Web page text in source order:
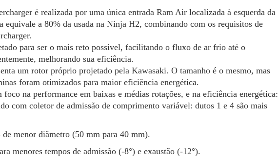
é realizada por uma única entrada Ram Air localizada à esquerda da
equivale a 80% da usada na Ninja H2, combinando com os requisitos de
para ser o mais reto possível, facilitando o fluxo de ar frio até o
melhorando sua eficiência.
um rotor próprio projetado pela Kawasaki. O tamanho é o mesmo, mas
foram otimizados para maior eficiência energética.
na performance em baixas e médias rotações, e na eficiência energética:
com coletor de admissão de comprimento variável: dutos 1 e 4 são mais
menor diâmetro (50 mm para 40 mm).
menores tempos de admissão (-8°) e exaustão (-12°).